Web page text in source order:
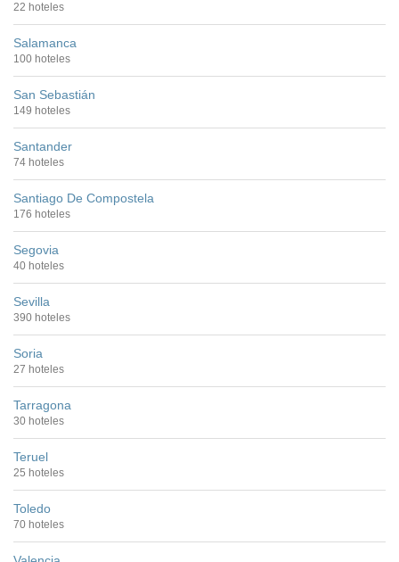
22 hoteles
Salamanca
100 hoteles
San Sebastián
149 hoteles
Santander
74 hoteles
Santiago De Compostela
176 hoteles
Segovia
40 hoteles
Sevilla
390 hoteles
Soria
27 hoteles
Tarragona
30 hoteles
Teruel
25 hoteles
Toledo
70 hoteles